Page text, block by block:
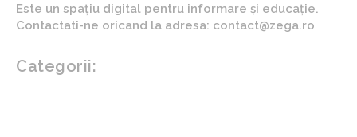
Este un spațiu digital pentru informare și educație.
Contactati-ne oricand la adresa: contact@zega.ro
Categorii: